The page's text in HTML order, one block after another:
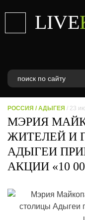
LIVE
РОССИЯ /АДЫГЕЯ / 23
МЭРИЯ
ЖИТЕЛЕЙ И
АДЫГЕИ
АКЦИИ «10